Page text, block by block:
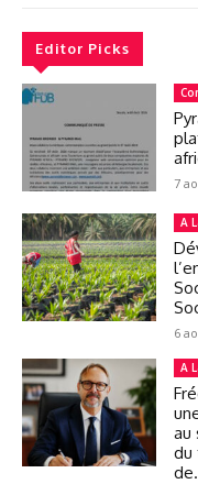
Editor Picks
7
A
6
A
au
du